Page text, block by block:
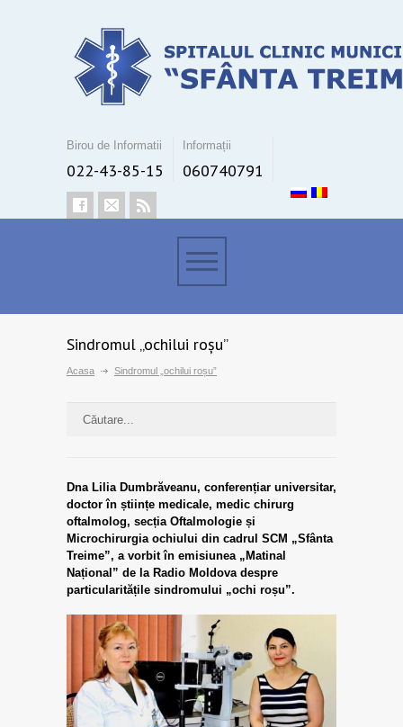
Birou de Informatii
022-43-85-15
Informații
060740791
Sindromul „ochilui roșu”
Acasa Sindromul „ochilui roșu”
Dna Lilia Dumbrăveanu, conferențiar universitar,
doctor în științe medicale, medic chirurg
oftalmolog, secția Oftalmologie și
Microchirurgia ochiului din cadrul SCM „Sfânta
Treime”, a vorbit în emisiunea „Matinal
Național” de la Radio Moldova despre
particularitățile sindromului „ochi roșu”.